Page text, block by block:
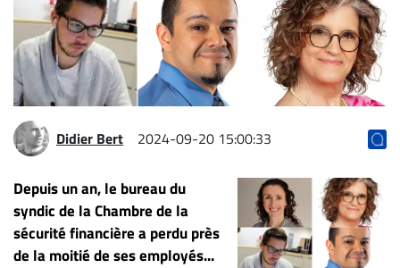
Archives
CARRIÈRE
ET
EMPLOIS
AVOCATS
ET
JURISTES
Offres
d'emploi
Didier Bert 2024-09-20 15:00:33
Depuis un an, le bureau du
syndic de la Chambre de la
sécurité financière a perdu près
de la moitié de ses employés...